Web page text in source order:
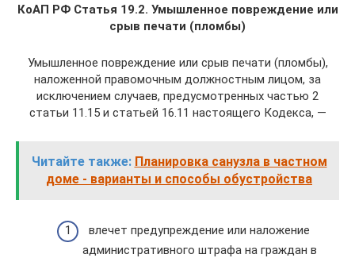
КоАП РФ Статья 19.2. Умышленное повреждение или
срыв печати (пломбы)
Умышленное повреждение или срыв печати (пломбы),
наложенной правомочным должностным лицом, за
исключением случаев, предусмотренных частью 2
статьи 11.15 и статьей 16.11 настоящего Кодекса, —
Читайте также: Планировка санузла в частном
доме - варианты и способы обустройства
влечет предупреждение или наложение
административного штрафа на граждан в